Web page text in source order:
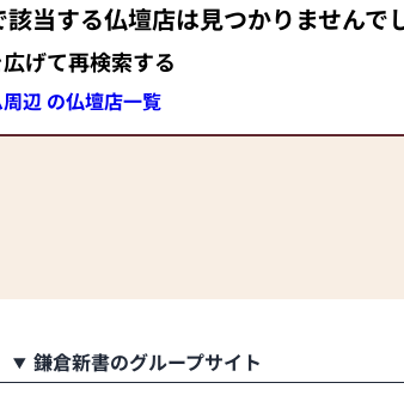
当する仏壇店は見つかりませんで
げて再検索する
辺 の仏壇店一覧
鎌倉新書のグループサイト